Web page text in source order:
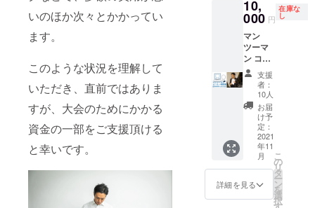
いのほか次々とかかってい
ます。
このような状況を理解して
いただき、直前ではありま
すが、大会のためにかかる
資金の一部をご支援頂ける
と幸いです。
ゲイ
シャ種
精製：
ナチュ
ラル精
製
少品種
のゲイ
シャ種
をご用
意しま
した！
フルー
ティー
やハー
ティ、
お花の
ような
香りの
する
コー
10,
000 円
在庫な
し
マン
ツーマ
ン コー
ヒー相
談室
@zoom
コー
ヒーの
こと
や、大
会のこ
と、レ
シピの
相談、
抽出の
相談な
支援
者：
10人
お届
け予
定：
2021
年11
月
詳細を見る
こ
の
リ
タ
ー
ン
を
選
択